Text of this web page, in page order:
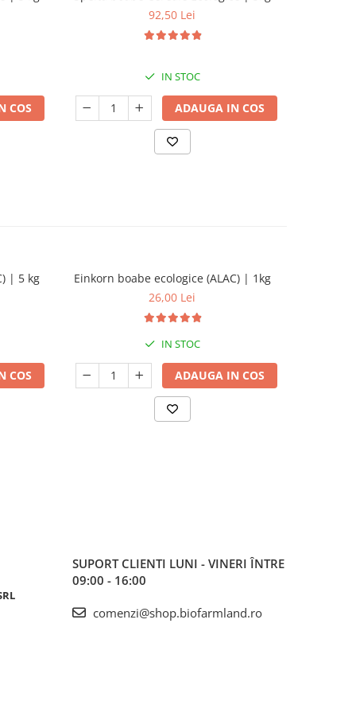
COS
92,50 Lei
IN STOC
ADAUGA IN COS
| 5 kg
COS
Einkorn boabe ecologice (ALAC) | 1kg
26,00 Lei
IN STOC
ADAUGA IN COS
SUPORT CLIENTI LUNI - VINERI ÎNTRE
09:00 - 16:00
comenzi@shop.biofarmland.ro